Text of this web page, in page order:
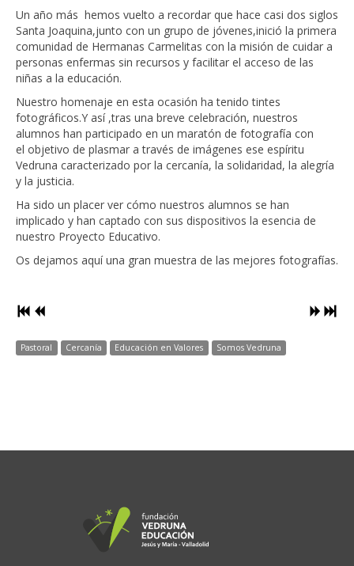
Un año más hemos vuelto a recordar que hace casi dos siglos
Santa Joaquina,junto con un grupo de jóvenes,inició la primera
comunidad de Hermanas Carmelitas con la misión de cuidar a
personas enfermas sin recursos y facilitar el acceso de las
niñas a la educación.
Nuestro homenaje en esta ocasión ha tenido tintes
fotográficos.Y así ,tras una breve celebración, nuestros
alumnos han participado en un maratón de fotografía con
el objetivo de plasmar a través de imágenes ese espíritu
Vedruna caracterizado por la cercanía, la solidaridad, la alegría
y la justicia.
Ha sido un placer ver cómo nuestros alumnos se han
implicado y han captado con sus dispositivos la esencia de
nuestro Proyecto Educativo.
Os dejamos aquí una gran muestra de las mejores fotografías.
Pastoral Cercanía Educación en Valores Somos Vedruna